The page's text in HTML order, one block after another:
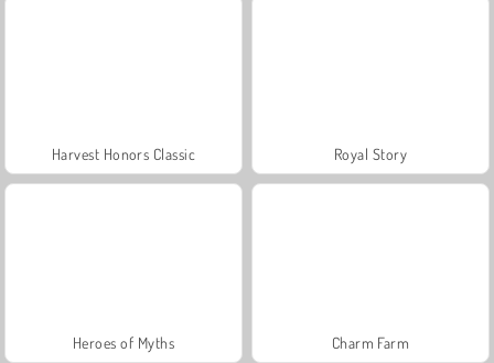
Harvest Honors Classic Royal Story
Heroes of Myths Charm Farm